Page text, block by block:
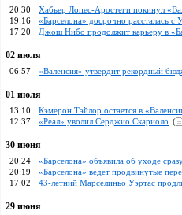
20:30 Хабьер Лопес-Аростеги покинул
19:16
«Барселона» досрочно рассталась с
17:20
Джош Нибо продолжит карьеру в
02 июля
06:57 «Валенсия» утвердит рекордный
01 июля
13:10 Кэмерон Тэйлор остается в
12:37
«Реал» уволил Серджио Скариоло (
30 июня
20:24 «Барселона» объявила об уходе
20:19
«Барселона» ведет продвинутые
17:02
43-летний Марселиньо Уэртас
29 июня